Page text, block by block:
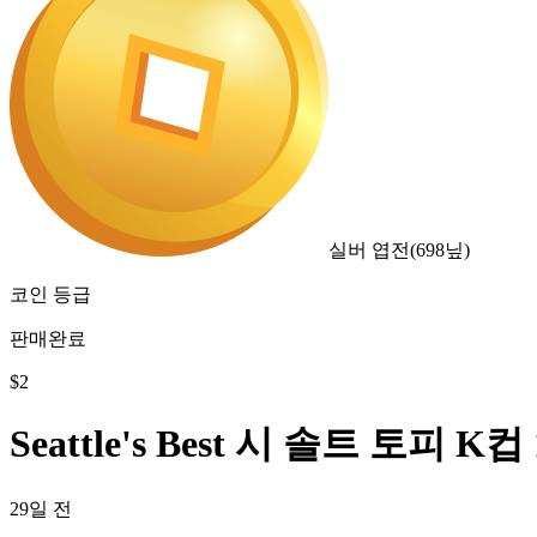
실버 엽전(698닢)
코인 등급
판매완료
$2
Seattle's Best 시 솔트 토피 K컵
29일 전